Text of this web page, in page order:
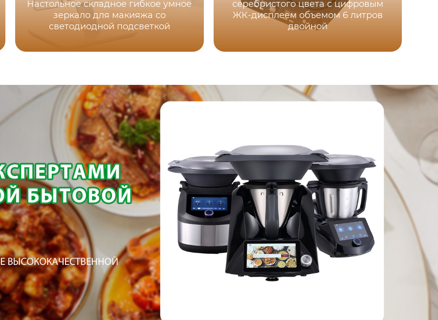
Настольное складное гибкое умное
зеркало для макияжа со
светодиодной подсветкой
серебристого цвета с цифровым
ЖК-дисплеем объемом 6 литров
двойной